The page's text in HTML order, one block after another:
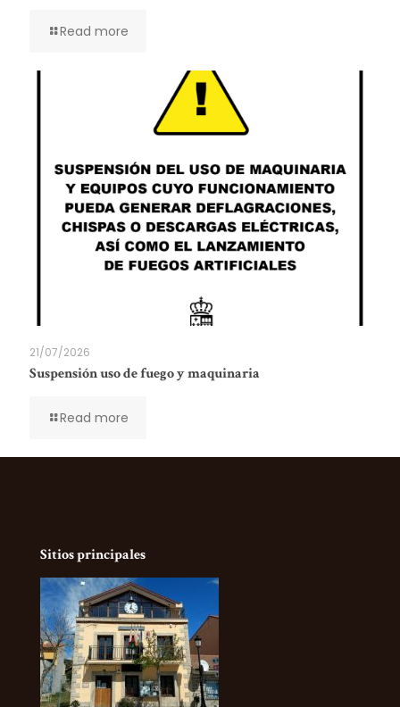
Read more
21/07/2026
Suspensión uso de fuego y maquinaria
Read more
Sitios principales